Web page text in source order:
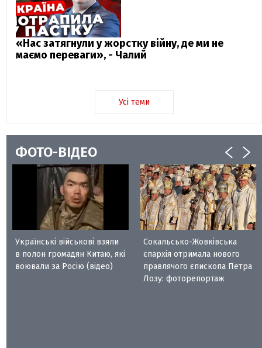
«Нас затягнули у жорстку війну, де ми не
маємо переваги», - Чалий
Усі теми
ФОТО-ВІДЕО
Українські військові взяли
в полон громадян Китаю, які
воювали за Росію (відео)
Сокальсько-Жовківська
єпархія отримала нового
правлячого єпископа Петра
Лозу: фоторепортаж